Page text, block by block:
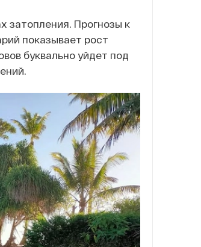
затопления. Прогнозы к
показывает рост
буквально уйдет под